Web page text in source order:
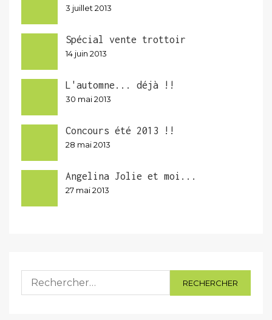
3 juillet 2013
Spécial vente trottoir
14 juin 2013
L'automne... déjà !!
30 mai 2013
Concours été 2013 !!
28 mai 2013
Angelina Jolie et moi...
27 mai 2013
Rechercher :